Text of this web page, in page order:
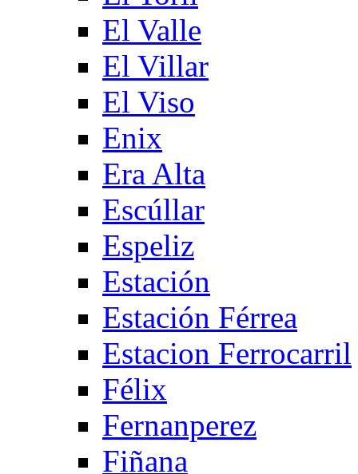
El Valle
El Villar
El Viso
Enix
Era Alta
Escúllar
Espeliz
Estación
Estación Férrea
Estacion Ferrocarril
Félix
Fernanperez
Fiñana